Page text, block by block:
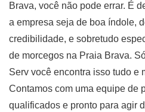
Brava, você não pode errar. É
a empresa seja de boa índole,
credibilidade, e sobretudo
de morcegos na Praia Brava.
Serv você encontra isso tudo e
Contamos com uma equipe de
qualificados e pronto para agir